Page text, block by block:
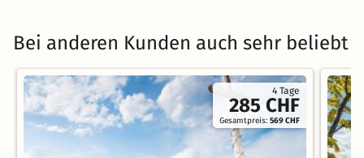
Bei anderen Kunden auch sehr beliebt
4 Tage
285 CHF
Gesamtpreis:569 CHF